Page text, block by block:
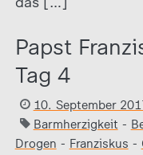
Papst
Tag 4
10. September
Barmherzigkeit -
Drogen - Franziskus -